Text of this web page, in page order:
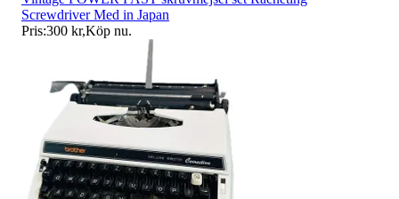
Screwdriver Med in Japan
Pris:300 kr,Köp nu.